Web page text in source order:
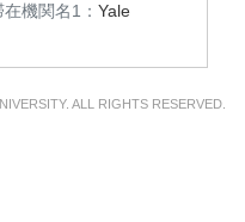
在機関名1： Yale
ALL RIGHTS RESERVED.